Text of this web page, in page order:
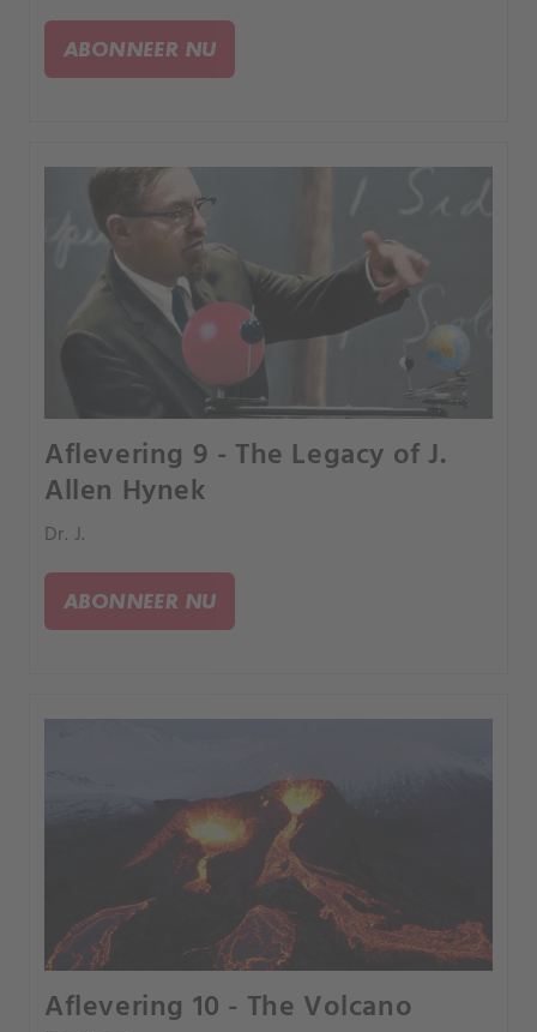
en kernwapenfaciliteiten.
ABONNEER NU
Aflevering 9 - The Legacy of J.
Allen Hynek
Dr. J.
ABONNEER NU
Aflevering 10 - The Volcano